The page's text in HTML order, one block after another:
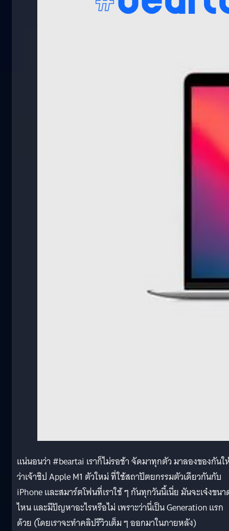
แน่นอนว่า #beartai เราก็ไม่รอช้า จัดมาทุกตัว มาลองของกัน
ว่าเจ้าชิป Apple M1 ตัวใหม่ ที่ใช้สถาปัตยกรรมตัวเดียวกันกับ
iPhone และสมาร์ตโฟนที่เราใช้ ๆ กันทุกวันนี้เนี่ย มันจะเจ๋งขน
ไหน และมีปัญหาอะไรหรือไม่ เพราะว่านี่เป็น Generation แรก
ด้วย (โดยเราจะทำคลิปรีวิวเต็ม ๆ ออกมาในภายหลัง)